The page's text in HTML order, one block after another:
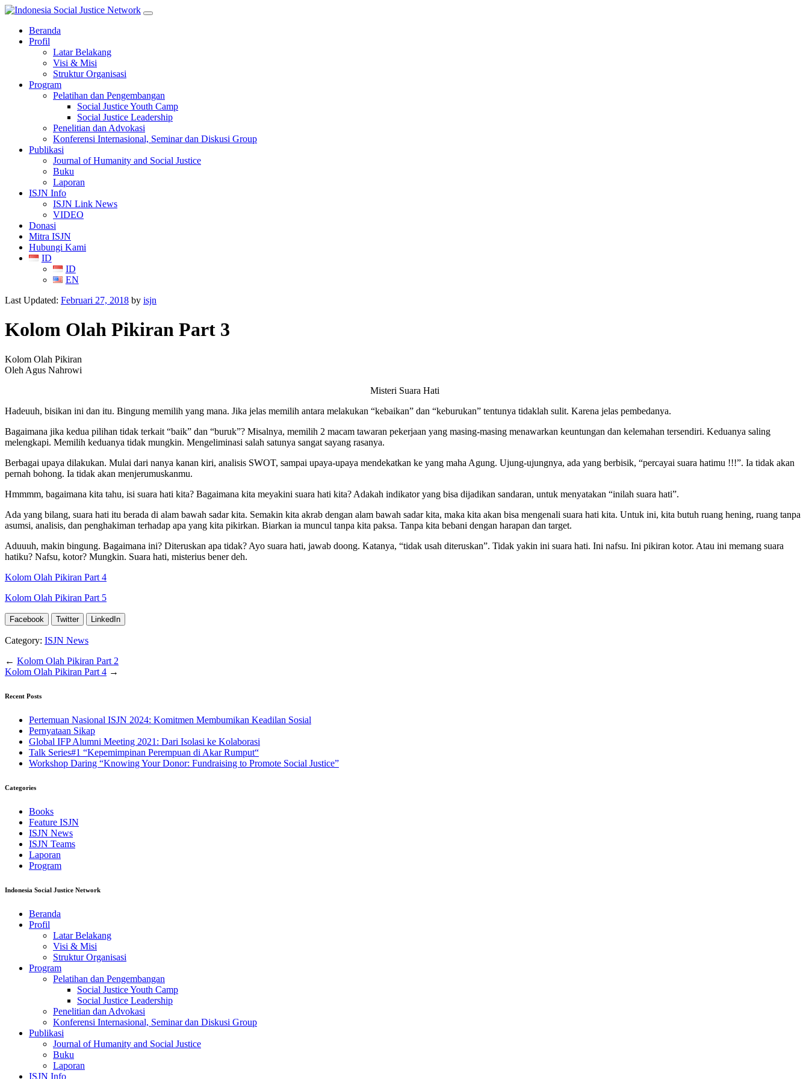
Beranda
Profil
Latar Belakang
Visi & Misi
Struktur Organisasi
Program
Pelatihan dan Pengembangan
Social Justice Youth Camp
Social Justice Leadership
Penelitian dan Advokasi
Konferensi Internasional, Seminar dan Diskusi Group
Publikasi
Journal of Humanity and Social Justice
Buku
Laporan
ISJN Info
ISJN Link News
VIDEO
Donasi
Mitra ISJN
Hubungi Kami
ID
ID
EN
Last Updated: Februari 27, 2018 by isjn
Kolom Olah Pikiran Part 3
Kolom Olah Pikiran
Oleh Agus Nahrowi
Misteri Suara Hati
Hadeuuh, bisikan ini dan itu. Bingung memilih yang mana. Jika jelas memilih antara melakukan “kebaikan” dan “keburukan” tentunya tidaklah sulit. Karena jelas pembedanya.
Bagaimana jika kedua pilihan tidak terkait “baik” dan “buruk”? Misalnya, memilih 2 macam tawaran pekerjaan yang masing-masing menawarkan keuntungan dan kelemahan tersendiri. Keduanya saling
melengkapi. Memilih keduanya tidak mungkin. Mengeliminasi salah satunya sangat sayang rasanya.
Berbagai upaya dilakukan. Mulai dari nanya kanan kiri, analisis SWOT, sampai upaya-upaya mendekatkan ke yang maha Agung. Ujung-ujungnya, ada yang berbisik, “percayai suara hatimu !!!”. Ia tidak akan
pernah bohong. Ia tidak akan menjerumuskanmu.
Hmmmm, bagaimana kita tahu, isi suara hati kita? Bagaimana kita meyakini suara hati kita? Adakah indikator yang bisa dijadikan sandaran, untuk menyatakan “inilah suara hati”.
Ada yang bilang, suara hati itu berada di alam bawah sadar kita. Semakin kita akrab dengan alam bawah sadar kita, maka kita akan bisa mengenali suara hati kita. Untuk ini, kita butuh ruang hening, ruang tanpa
asumsi, analisis, dan penghakiman terhadap apa yang kita pikirkan. Biarkan ia muncul tanpa kita paksa. Tanpa kita bebani dengan harapan dan target.
Aduuuh, makin bingung. Bagaimana ini? Diteruskan apa tidak? Ayo suara hati, jawab doong. Katanya, “tidak usah diteruskan”. Tidak yakin ini suara hati. Ini nafsu. Ini pikiran kotor. Atau ini memang suara
hatiku? Nafsu, kotor? Mungkin. Suara hati, misterius bener deh.
Kolom Olah Pikiran Part 4
Kolom Olah Pikiran Part 5
Facebook Twitter LinkedIn
Category: ISJN News
← Kolom Olah Pikiran Part 2
Kolom Olah Pikiran Part 4 →
Recent Posts
Pertemuan Nasional ISJN 2024: Komitmen Membumikan Keadilan Sosial
Pernyataan Sikap
Global IFP Alumni Meeting 2021: Dari Isolasi ke Kolaborasi
Talk Series#1 “Kepemimpinan Perempuan di Akar Rumput“
Workshop Daring “Knowing Your Donor: Fundraising to Promote Social Justice”
Categories
Books
Feature ISJN
ISJN News
ISJN Teams
Laporan
Program
Indonesia Social Justice Network
Beranda
Profil
Latar Belakang
Visi & Misi
Struktur Organisasi
Program
Pelatihan dan Pengembangan
Social Justice Youth Camp
Social Justice Leadership
Penelitian dan Advokasi
Konferensi Internasional, Seminar dan Diskusi Group
Publikasi
Journal of Humanity and Social Justice
Buku
Laporan
ISJN Info